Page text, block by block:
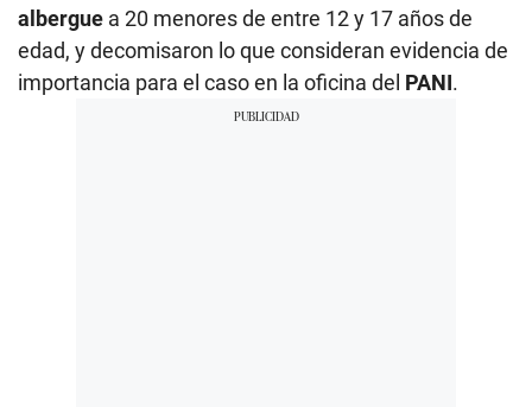
albergue a 20 menores de entre 12 y 17 años de
edad, y decomisaron lo que consideran evidencia de
importancia para el caso en la oficina del PANI.